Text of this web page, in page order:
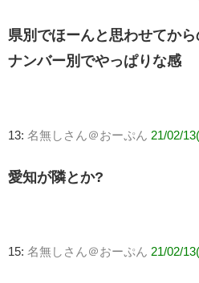
県別でほーんと思わせてから
ナンバー別でやっぱりな感
13: 名無しさん＠おーぷん 21/02/
愛知が隣とか?
15: 名無しさん＠おーぷん 21/02/